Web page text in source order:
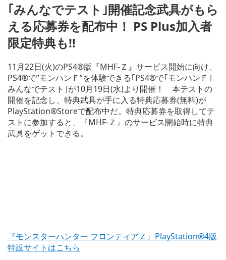
｢みんなでテスト｣開催記念武具がもら
える応募券を配布中！ PS Plus加入者
限定特典も!!
11月22日(火)のPS4®版『MHF-Ｚ』サービス開始に向け、
PS4®で”モンハンＦ”を体験できる｢PS4®で｢モンハンＦ｣
みんなでテスト｣が10月19日(水)より開催！ 本テストの
開催を記念し、特典武具が手に入る特典応募券(無料)が
PlayStation®Storeで配布中だ。特典応募券を取得してテ
ストに参加すると、『MHF-Ｚ』のサービス開始時に特典
武具をゲットできる。
『モンスターハンター フロンティアＺ』PlayStation®4版
特設サイトはこちら